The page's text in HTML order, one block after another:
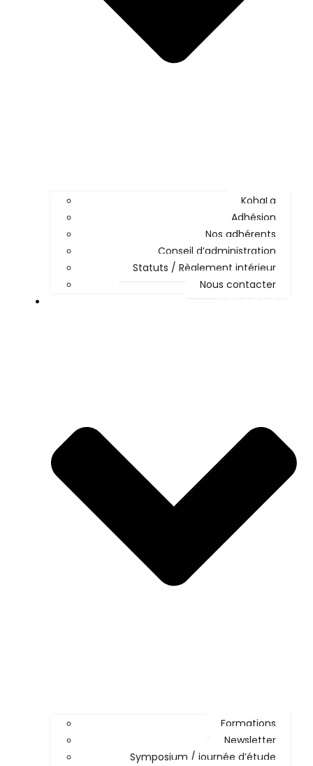
KohaLa
Adhésion
Nos adhérents
Conseil d’administration
Statuts / Règlement intérieur
Nous contacter
NOS ACTIONS
Formations
Newsletter
Symposium / journée d’étude